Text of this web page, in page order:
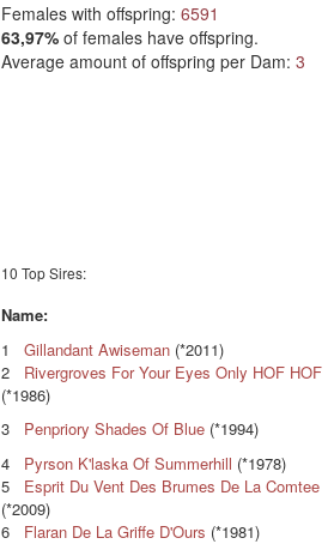
Females with offspring: 6591
63,97% of females have offspring.
Average amount of offspring per Dam: 3
10 Top Sires:
Name:
1 Gillandant Awiseman (*2011)
2 Rivergroves For Your Eyes Only HOF HOF
(*1986)
3 Penpriory Shades Of Blue (*1994)
4 Pyrson K'laska Of Summerhill (*1978)
5 Esprit Du Vent Des Brumes De La Comtee
(*2009)
6 Flaran De La Griffe D'Ours (*1981)